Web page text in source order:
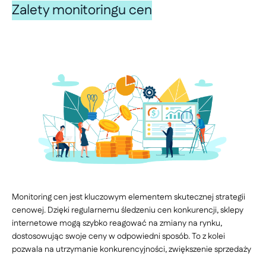
Zaletymonitoringu cen
Monitoring cen jest kluczowym elementem skutecznej strategii
cenowej. Dzięki regularnemu śledzeniu cen konkurencji, sklepy
internetowe mogą szybko reagować na zmiany na rynku,
dostosowując swoje ceny w odpowiedni sposób. To z kolei
pozwala na utrzymanie konkurencyjności, zwiększenie sprzedaży